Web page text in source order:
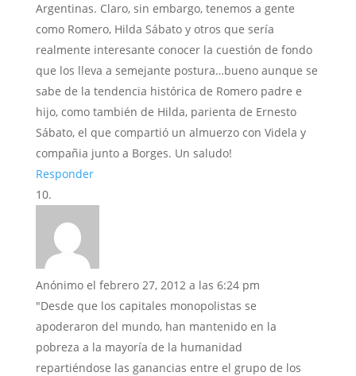
Argentinas. Claro, sin embargo, tenemos a gente
como Romero, Hilda Sábato y otros que sería
realmente interesante conocer la cuestión de fondo
que los lleva a semejante postura…bueno aunque se
sabe de la tendencia histórica de Romero padre e
hijo, como también de Hilda, parienta de Ernesto
Sábato, el que compartió un almuerzo con Videla y
compañia junto a Borges. Un saludo!
Responder
Anónimo el febrero 27, 2012 a las 6:24 pm
"Desde que los capitales monopolistas se
apoderaron del mundo, han mantenido en la
pobreza a la mayoría de la humanidad
repartiéndose las ganancias entre el grupo de los